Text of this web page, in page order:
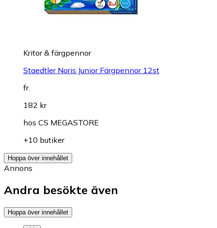
Kritor & färgpennor
Staedtler Noris Junior Färgpennor 12st
fr.
182 kr
hos CS MEGASTORE
+10 butiker
Hoppa över innehållet
Annons
Andra besökte även
Hoppa över innehållet